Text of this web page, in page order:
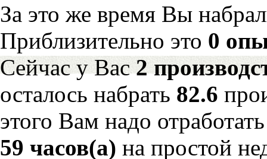
За это же время Вы
Приблизительно это 0
Сейчас у Вас2
осталось набрать 82.6
этого Вам надо отработать
59 часов(а) на простой